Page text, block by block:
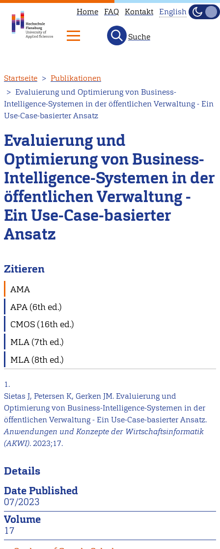
zum
Inhalt
Home FAQ Kontakt
available
in
our
English
main
page
English
Hell
Suche
Startseite
Publikationen
Evaluierung und Optimierung von Business-
Intelligence-Systemen in der öffentlichen Verwaltung - Ein
Use-Case-basierter Ansatz
Evaluierung und
Optimierung von Business-
Intelligence-Systemen in der
öffentlichen Verwaltung -
Ein Use-Case-basierter
Ansatz
Zitieren
AMA
APA (6th ed.)
CMOS (16th ed.)
MLA (7th ed.)
MLA (8th ed.)
1.
Sietas J, Petersen K, Gerken JM. Evaluierung und
Optimierung von Business-Intelligence-Systemen in der
öffentlichen Verwaltung - Ein Use-Case-basierter Ansatz.
Anwendungen und Konzepte der Wirtschaftsinformatik
(AKWI). 2023;17.
Details
Date Published
07/2023
Volume
17